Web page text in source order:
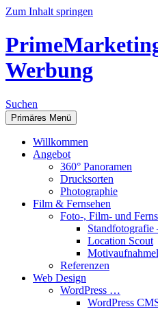
Zum Inhalt springen
Werbung
Suchen
Primäres Menü
Willkommen
Angebot
360° Panoramen
Drucksorten
Photographie
Film & Fernsehen
Foto-, Film- und
Location Scout
Referenzen
Web Design
WordPress …
WordPress